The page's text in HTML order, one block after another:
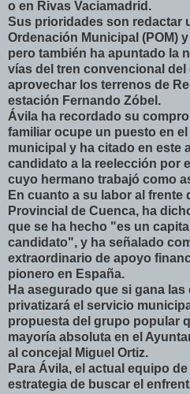
o en Rivas Vaciamadrid.
Sus prioridades son redactar
Ordenación Municipal (POM)
pero también ha apuntado la
vías del tren convencional del
aprovechar los terrenos de
estación Fernando Zóbel.
Ávila ha recordado su
familiar ocupe un puesto en
municipal y ha citado en este
candidato a la reelección por
cuyo hermano trabajó como
En cuanto a su labor al frente
Provincial de Cuenca, ha
que se ha hecho "es un
candidato", y ha señalado
extraordinario de apoyo
pionero en España.
Ha asegurado que si gana
privatizará el servicio
propuesta del grupo popular
mayoría absoluta en el
al concejal Miguel Ortiz.
Para Ávila, el actual equipo
estrategia de buscar el